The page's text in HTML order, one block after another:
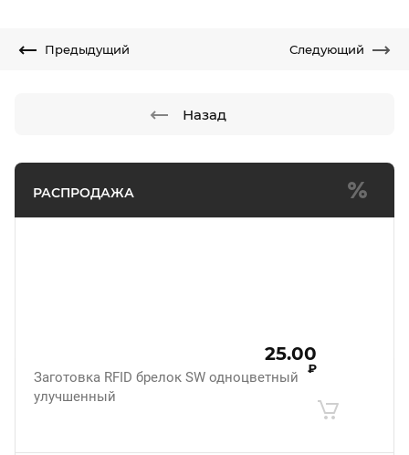
РАСПРОДАЖА
Заготовка RFID брелок SW одноцветный
улучшенный
25.00
₽
Предыдущий Следующий
Назад